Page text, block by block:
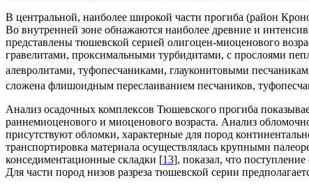
В центральной, наиболее широкой части прогиба (район
Во внутренней зоне обнажаются наиболее древние и
представлены тюшевской серией олигоцен-миоценового
гравелитами, проксимальными турбидитами, с прослоями
алевролитами, туфопесчаниками, глауконитовыми
сложена флишоидным переслаиванием песчаников,
Анализ осадочных комплексов Тюшевского прогиба
раннемиоценового и миоценового возраста. Анализ
присутствуют обломки, характерные для пород
транспортировка материала осуществлялась крупными
конседиментационные складки [13], показал, что
Для части пород низов разреза тюшевской серии